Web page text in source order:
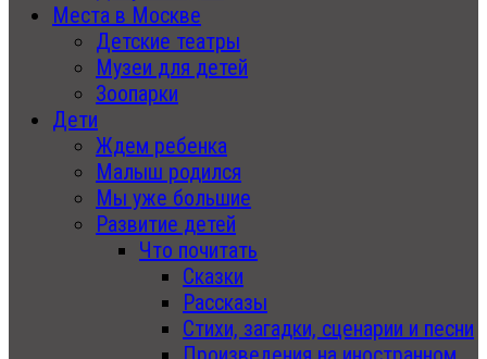
Места в Москве
Детские театры
Музеи для детей
Зоопарки
Дети
Ждем ребенка
Малыш родился
Мы уже большие
Развитие детей
Что почитать
Сказки
Рассказы
Стихи, загадки, сценарии и песни